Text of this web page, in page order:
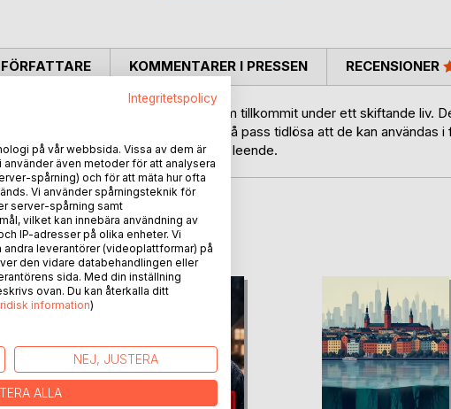
består av enkla vardagsverser, som tillkommit under ett skiftande liv.
dag lite lättare. Iakttagelserna är så pass tidlösa att de kan användas i
till ett och annat igenkännande leende.
FÖRFATTARE KOMMENTARER I PRESSEN RECENSIONER
HOSBoD
Integritetspolicy
på vår webbsida. Vissa av dem är
även metoder för att analysera
spårning) och för att mäta hur ofta
Vi använder spårningsteknik för
server-spårning samt
vilket kan innebära användning av
IP-adresser på olika enheter. Vi
leverantörer (videoplattformar) på
den vidare databehandlingen eller
sida. Med din inställning
ovan. Du kan återkalla ditt
information)
NEJ, JUSTERA
ALLA